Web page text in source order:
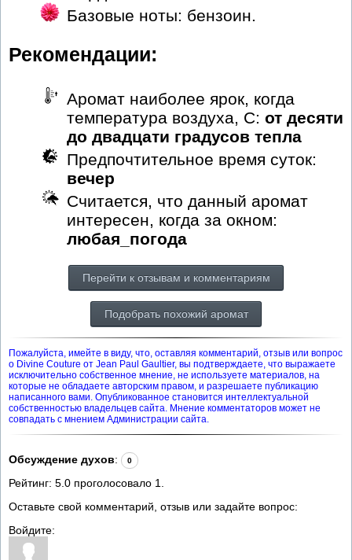
Базовые ноты: бензоин.
Рекомендации:
Аромат наиболее ярок, когда
температура воздуха, С: от десяти
до двадцати градусов тепла
Предпочтительное время суток:
вечер
Считается, что данный аромат
интересен, когда за окном:
любая_погода
Перейти к отзывам и комментариям
Подобрать похожий аромат
Пожалуйста, имейте в виду, что, оставляя комментарий, отзыв или вопрос
о Divine Couture от Jean Paul Gaultier, вы подтверждаете, что выражаете
исключительно собственное мнение, не используете материалов, на
которые не обладаете авторским правом, и разрешаете публикацию
написанного вами. Опубликованное становится интеллектуальной
собственностью владельцев сайта. Мнение комментаторов может не
совпадать с мнением Администрации сайта.
Обсуждение духов: 0
Рейтинг: 5.0 проголосовало 1
Оставьте свой комментарий, отзыв или задайте вопрос:
Войдите: